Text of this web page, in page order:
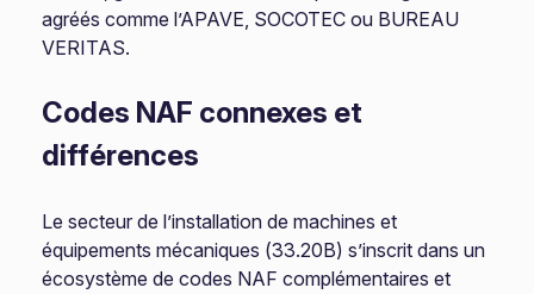
agréés comme l’APAVE, SOCOTEC ou BUREAU
VERITAS.
Codes NAF connexes et
différences
Le secteur de l’installation de machines et
équipements mécaniques (33.20B) s’inscrit dans un
écosystème de codes NAF complémentaires et